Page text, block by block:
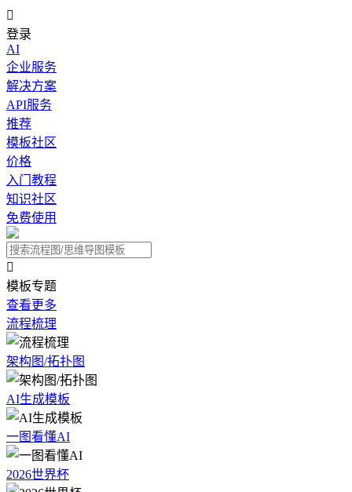

登录
AI
企业服务
解决方案
API服务
推荐
模板社区
价格
入门教程
知识社区
免费使用

模板专题
查看更多
流程梳理
架构图/拓扑图
AI生成模板
一图看懂AI
2026世界杯